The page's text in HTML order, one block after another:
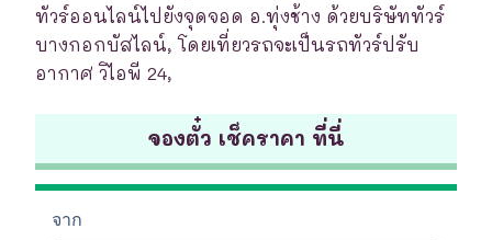
ทัวร์ออนไลน์ไปยังจุดจอด อ.ทุ่งช้าง ด้วยบริษัททัวร์
บางกอกบัสไลน์, โดยเที่ยวรถจะเป็นรถทัวร์ปรับ
อากาศ วิไอพี 24,
จองตั๋ว เช็คราคา ที่นี่